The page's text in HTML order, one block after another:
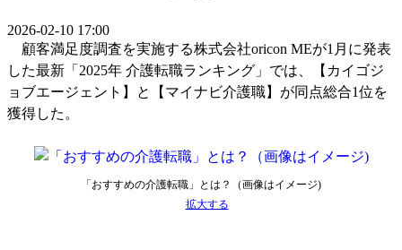
2026-02-10 17:00
顧客満足度調査を実施する株式会社oricon MEが1月に発表
した最新「2025年 介護転職ランキング」では、【カイゴジ
ョブエージェント】と【マイナビ介護職】が同点総合1位を
獲得した。
「おすすめの介護転職」とは？（画像はイメージ)
拡大する